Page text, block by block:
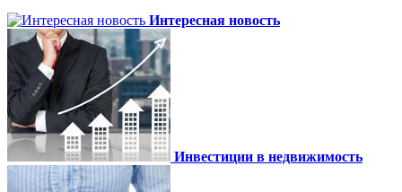
Интересная новость
Инвестиции в недвижимость